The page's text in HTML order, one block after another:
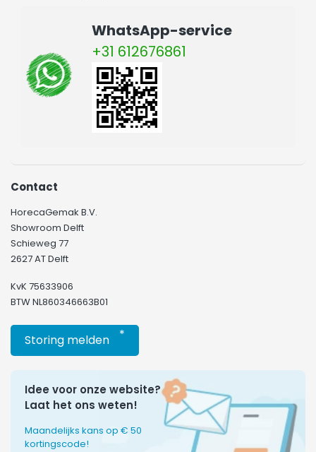
WhatsApp-service
+31 612676861
Contact
HorecaGemak B.V.
Showroom Delft
Schieweg 77
2627 AT Delft
KvK 75633906
BTW NL860346663B01
Storing melden *
Idee voor onze website?
Laat het ons weten!
Maandelijks kans op € 50
kortingscode!